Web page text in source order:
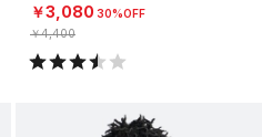
￥3,080 30%OFF
￥4,400